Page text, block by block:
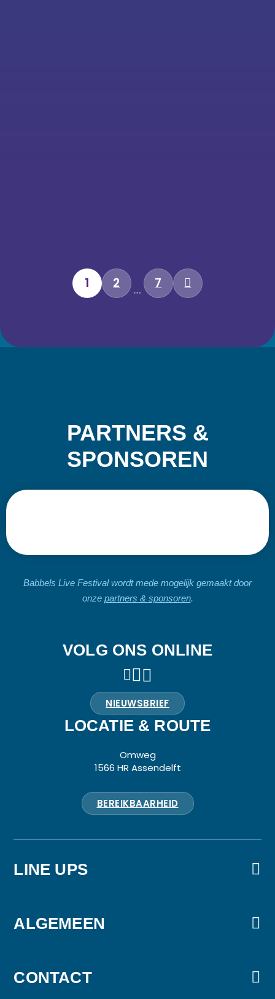
1 2 … 7
PARTNERS &
SPONSOREN
Babbels Live Festival wordt mede mogelijk gemaakt door
onze partners & sponsoren.
VOLG ONS ONLINE
NIEUWSBRIEF
LOCATIE & ROUTE
Omweg
1566 HR Assendelft
BEREIKBAARHEID
LINE UPS
Party Edition
ALGEMEEN
Nieuws & updates
CONTACT